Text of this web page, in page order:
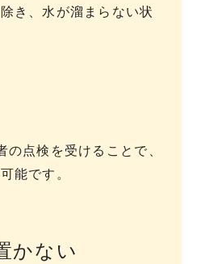
き、水が溜まらない状
点検を受けることで、
能です。
かない